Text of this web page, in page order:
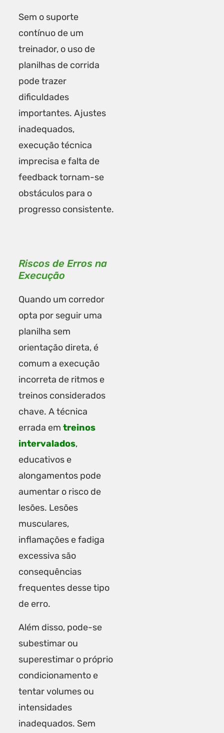
Sem o suporte
contínuo de um
treinador, o uso de
planilhas de corrida
pode trazer
dificuldades
importantes. Ajustes
inadequados,
execução técnica
imprecisa e falta de
feedback tornam-se
obstáculos para o
progresso consistente.
Riscos de Erros na
Execução
Quando um corredor
opta por seguir uma
planilha sem
orientação direta, é
comum a execução
incorreta de ritmos e
treinos considerados
chave. A técnica
errada em treinos
intervalados,
educativos e
alongamentos pode
aumentar o risco de
lesões. Lesões
musculares,
inflamações e fadiga
excessiva são
consequências
frequentes desse tipo
de erro.
Além disso, pode-se
subestimar ou
superestimar o próprio
condicionamento e
tentar volumes ou
intensidades
inadequados. Sem